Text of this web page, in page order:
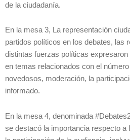
de la ciudadanía.
En la mesa 3, La representación
partidos políticos en los debates, las
distintas fuerzas políticas
en temas relacionados con el
novedosos, moderación, la
informado.
En la mesa 4, denominada
se destacó la importancia respecto a